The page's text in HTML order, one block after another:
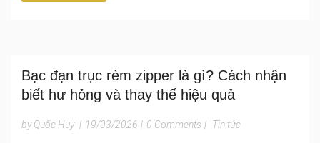
Bạc đạn trục rèm zipper là gì? Cách nhận
biết hư hỏng và thay thế hiệu quả
by Quốc Huy | 19/03/2026 | 0 Comments | Tin tức